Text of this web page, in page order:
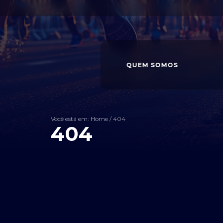
QUEM SOMOS
Você está em: Home / 404
404